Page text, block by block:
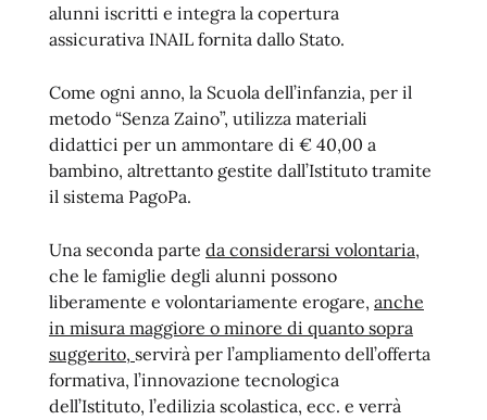
alunni iscritti e integra la copertura
assicurativa INAIL fornita dallo Stato.
Come ogni anno, la Scuola dell’infanzia, per il
metodo “Senza Zaino”, utilizza materiali
didattici per un ammontare di € 40,00 a
bambino, altrettanto gestite dall’Istituto tramite
il sistema PagoPa.
Una seconda parte da considerarsi volontaria,
che le famiglie degli alunni possono
liberamente e volontariamente erogare, anche
in misura maggiore o minore di quanto sopra
suggerito, servirà per l’ampliamento dell’offerta
formativa, l’innovazione tecnologica
dell’Istituto, l’edilizia scolastica, ecc. e verrà